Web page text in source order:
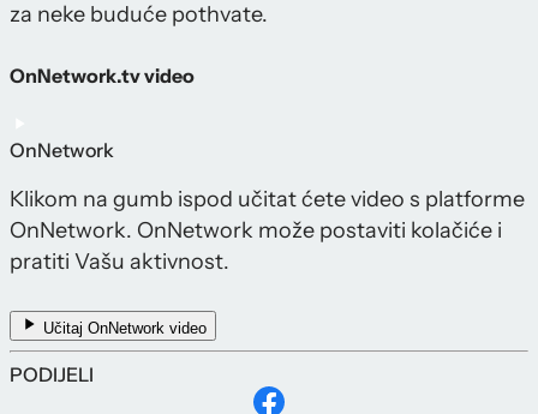
za neke buduće pothvate.
OnNetwork.tv video
OnNetwork
Klikom na gumb ispod učitat ćete video s platforme
OnNetwork. OnNetwork može postaviti kolačiće i
pratiti Vašu aktivnost.
Učitaj OnNetwork video
PODIJELI